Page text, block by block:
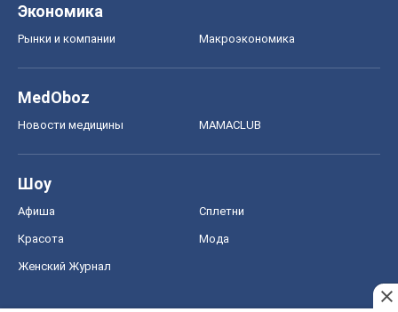
Экономика
Рынки и компании Mакроэкономика
MedOboz
Новости медицины MAMACLUB
Шоу
Афиша Сплетни
Красота Мода
Женский Журнал